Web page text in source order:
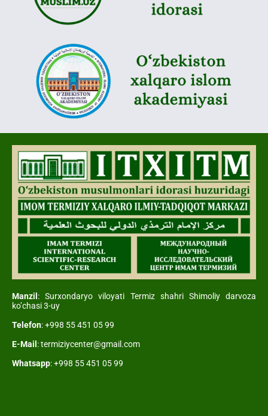
Manzil : Surxondaryo viloyati Termiz shahri Shimoliy darvoza
ko’chasi 3-uy
Telefon: +998 55 451 05 99
E-Mail : termiziycenter@gmail.com
Whatsapp: +998 55 451 05 99